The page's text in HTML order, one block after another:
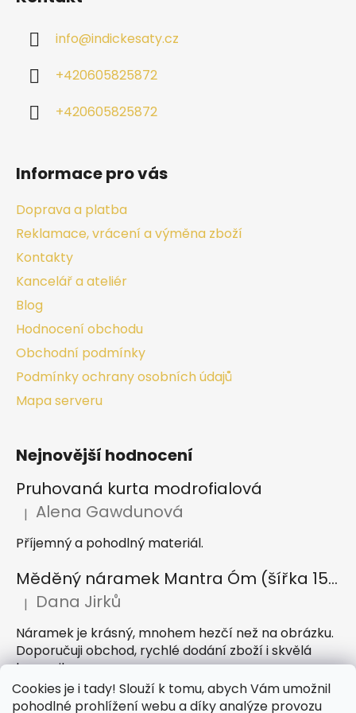
Cookies je i tady! Slouží k tomu, abych Vám umožnil
pohodlné prohlížení webu a díky analýze provozu
info@indickesaty.cz
+420605825872
+420605825872
Informace pro vás
Doprava a platba
Reklamace, vrácení a výměna zboží
Kontakty
Kancelář a ateliér
Blog
Hodnocení obchodu
Obchodní podmínky
Podmínky ochrany osobních údajů
Mapa serveru
Nejnovější hodnocení
Pruhovaná kurta modrofialová
Hodnocení produktu je 5 z 5 hvězdiček.
| Alena Gawdunová
Příjemný a pohodlný materiál.
Měděný náramek Mantra Óm (šířka 15 mm)
Hodnocení produktu je 5 z 5 hvězdiček.
| Dana Jirků
Náramek je krásný, mnohem hezčí než na obrázku.
Doporučuji obchod, rychlé dodání zboží i skvělá
komunikace